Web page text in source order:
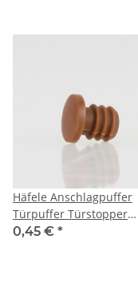
Häfele Anschlagpuffer
Türpuffer Türstopper
Kunststoff braun zum
0,45 € *